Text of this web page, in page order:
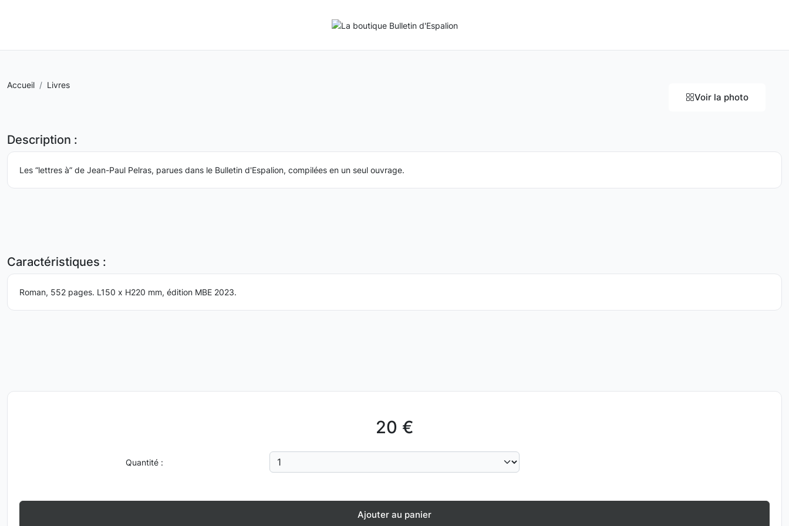
Accueil Livres
Voir la photo
Description :
Les “lettres à” de Jean-Paul Pelras, parues dans le Bulletin d'Espalion, compilées en un seul ouvrage.
Caractéristiques :
Roman, 552 pages. L150 x H220 mm, édition MBE 2023.
20 €
Quantité :
Ajouter au panier